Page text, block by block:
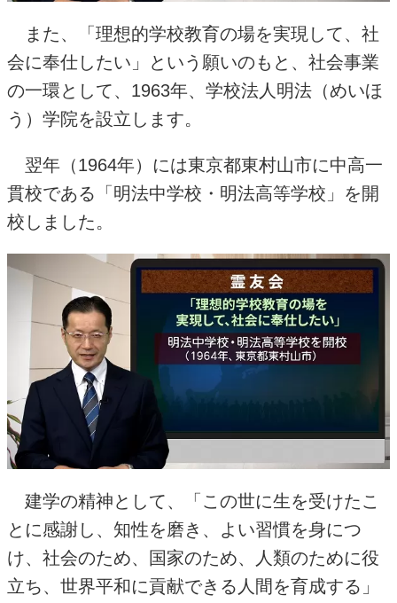
また、「理想的学校教育の場を実現して、社
会に奉仕したい」という願いのもと、社会事業
の一環として、 1963年、学校法人明法（めいほ
う）学院を設立します。
翌年（1964年）には東京都東村山市に中高一
貫校である「明法中学校・明法高等学校」を開
校しました。
建学の精神として、「この世に生を受けたこ
とに感謝し、知性を磨き、よい習慣を身につ
け、社会のため、国家のため、人類のために役
立ち、世界平和に貢献できる人間を育成する」